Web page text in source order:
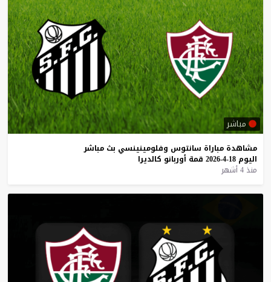
مباشر
مشاهدة مباراة سانتوس وفلومينينسي بث مباشر
اليوم 18-4-2026 قمة أوربانو كالديرا
منذ 4 أشهر